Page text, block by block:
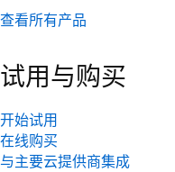
查看所有产品
试用与购买
开始试用
在线购买
与主要云提供商集成